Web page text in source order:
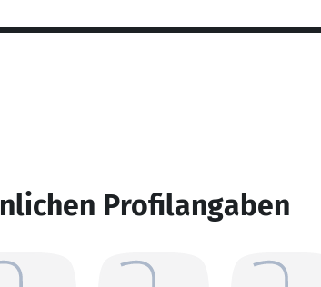
Profilangaben